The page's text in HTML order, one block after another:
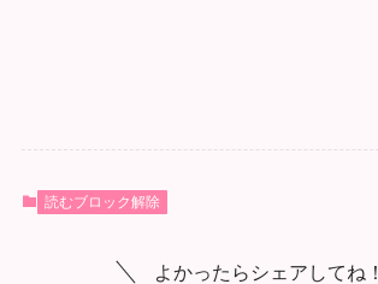
読むブロック解除
よかったらシェアしてね！